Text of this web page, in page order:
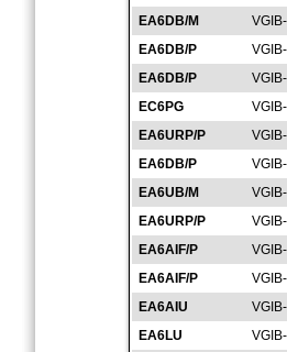
EA6DB/M
EA6DB/P
EA6DB/P
EC6PG
EA6URP/P
EA6DB/P
EA6UB/M
EA6URP/P
EA6AIF/P
EA6AIF/P
EA6AIU
EA6LU